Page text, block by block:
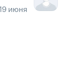
июня